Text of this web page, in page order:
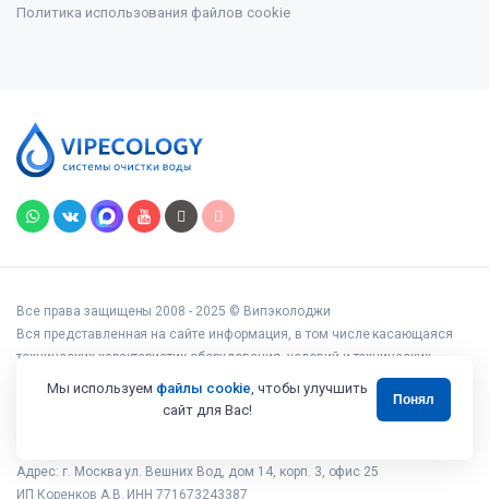
Политика использования файлов cookie
Все права защищены 2008 - 2025 © Випэколоджи
Вся представленная на сайте информация, в том числе касающаяся
технических характеристик оборудования, условий и технических
возможностей подключения, наличия на складе, стоимости товаров и
услуг, носит информационный характер и ни при каких условиях не
является публичной офертой, определяемой положениями статьи 437
Адрес: г. Москва ул. Вешних Вод, дом 14, корп. 3, офис 25
ИП Коренков А.В. ИНН 771673243387
Мы используем файлы cookie, чтобы улучшить
сайт для Вас!
Понял